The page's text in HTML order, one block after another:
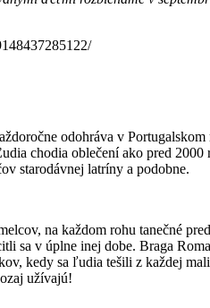
odohráva v Portugalskom
chodia oblečení ako pred
starodávnej latríny a podobne.
na každom rohu tanečné
sa v úplne inej dobe. Braga
kedy sa ľudia tešili z každej
užívajú!